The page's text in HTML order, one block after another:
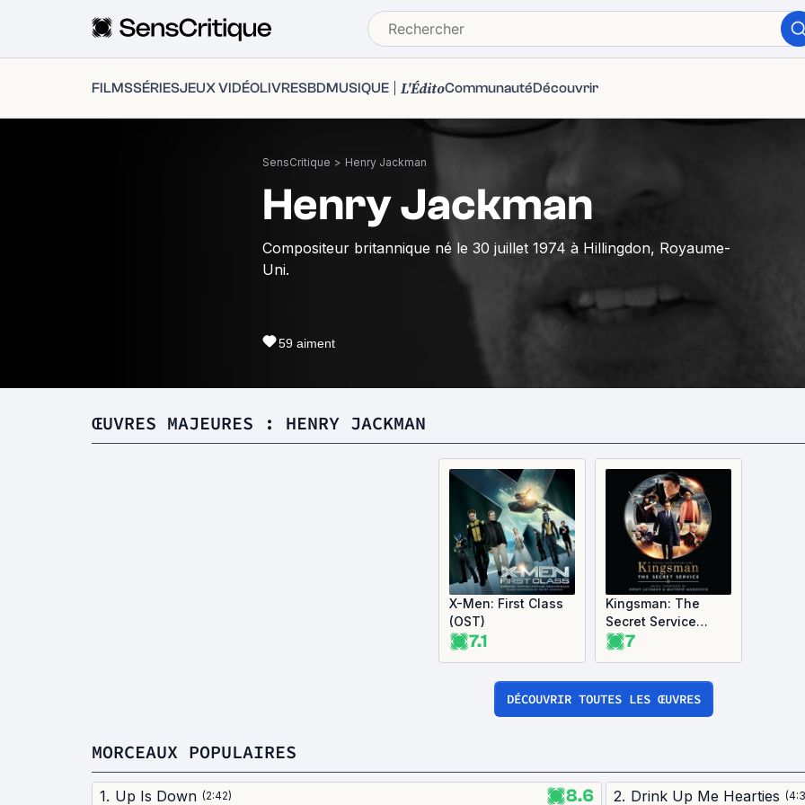
FILMSSÉRIESJEUX VIDÉOLIVRESBDMUSIQUE L'ÉditoCommunautéDécouvrir
SensCritique > Henry Jackman
Henry Jackman
Compositeur britannique né le 30 juillet 1974 à Hillingdon, Royaume-
Uni.
59 aiment
ŒUVRES MAJEURES : HENRY JACKMAN
X-Men: First Class
(OST)
7.1
Kingsman: The
Secret Service
(OST)
7
DÉCOUVRIR TOUTES LES ŒUVRES
MORCEAUX POPULAIRES
1. Up Is Down (2:42) 8.6 2. Drink Up Me Hearties (